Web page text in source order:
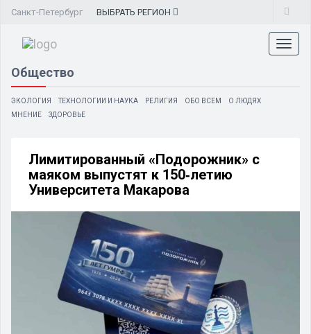
Санкт-Петербург ВЫБРАТЬ РЕГИОН
Общество
ЭКОЛОГИЯ ТЕХНОЛОГИИ И НАУКА РЕЛИГИЯ ОБО ВСЕМ
О ЛЮДЯХ
МНЕНИЕ
ЗДОРОВЬЕ
Лимитированный «Подорожник» с
маяком выпустят к 150‑летию
Университета Макарова